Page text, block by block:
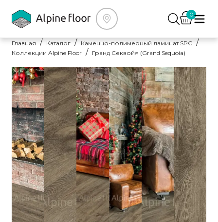
0
Главная Каталог
Каменно-полимерный ламинат SPC
Коллекции Alpine Floor
Гранд Секвойя (Grand Sequoia)